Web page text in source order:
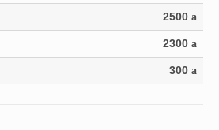
2500 a
2300 a
300 a